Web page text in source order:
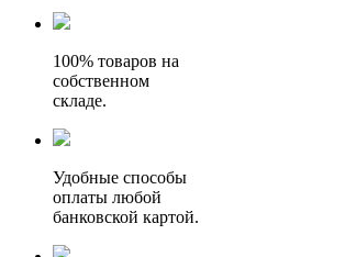
100% товаров на
собственном
складе.
Удобные способы
оплаты любой
банковской картой.